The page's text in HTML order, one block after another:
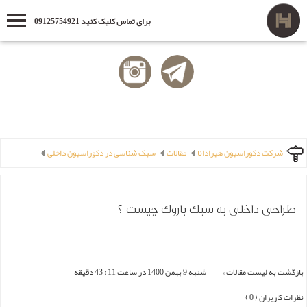
برای تماس کلیک کنید 09125754921
شرکت دکوراسیون هیرادانا مقالات سبک شناسی در دکوراسیون داخلی
طراحی داخلی به سبک باروک چیست ؟
بازگشت به لیست مقالات » | شنبه 9 بهمن 1400 در ساعت 11 : 43 دقیقه |
نظرات کاربران ( 0 )